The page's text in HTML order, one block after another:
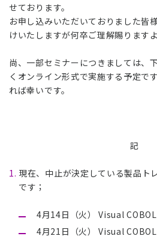
せております。
お申し込みいただいておりました皆
けいたしますが何卒ご理解賜ります
尚、一部セミナーにつきましては、
くオンライン形式で実施する予定で
れば幸いです。
記
現在、中止が決定している製品ト
です；
4月14日（火） Visual
4月21日（火） Visual